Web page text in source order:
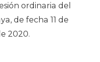
ordinaria del
de fecha 11 de
2020.